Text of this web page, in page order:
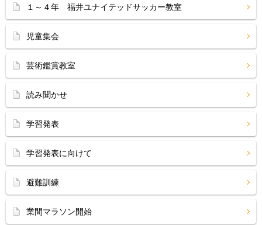
１～４年 福井ユナイテッドサッカー教室
児童集会
芸術鑑賞教室
読み聞かせ
学習発表
学習発表に向けて
避難訓練
業間マラソン開始